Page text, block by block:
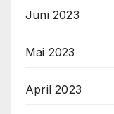
Juni 2023
Mai 2023
April 2023